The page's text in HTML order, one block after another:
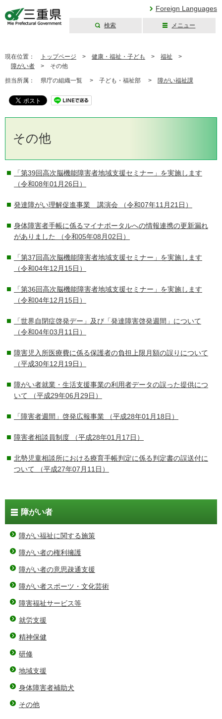
Foreign Languages
検索 メニュー
現在位置： トップページ > 健康・福祉・子ども > 福祉 >
障がい者 > その他
担当所属： 県庁の組織一覧 > 子ども・福祉部 > 障がい福祉課
その他
「第39回高次脳機能障害者地域支援セミナー」を実施します
（令和08年01月26日）
発達障がい理解促進事業 講演会 （令和07年11月21日）
身体障害者手帳に係るマイナポータルへの情報連携の更新漏れ
がありました
（令和05年08月02日）
「第37回高次脳機能障害者地域支援セミナー」を実施します
（令和04年12月15日）
「第36回高次脳機能障害者地域支援セミナー」を実施します
（令和04年12月15日）
「世界自閉症啓発デー」及び「発達障害啓発週間」について
（令和04年03月11日）
障害児入所医療費に係る保護者の負担上限月額の誤りについて
（平成30年12月19日）
障がい者就業・生活支援事業の利用者データの誤った提供につ
いて （平成29年06月29日）
「障害者週間」啓発広報事業 （平成28年01月18日）
障害者相談員制度 （平成28年01月17日）
北勢児童相談所における療育手帳判定に係る判定書の誤送付に
ついて （平成27年07月11日）
障がい者
障がい福祉に関する施策
障がい者の権利擁護
障がい者の意思疎通支援
障がい者スポーツ・文化芸術
障害福祉サービス等
就労支援
精神保健
研修
地域支援
身体障害者補助犬
その他